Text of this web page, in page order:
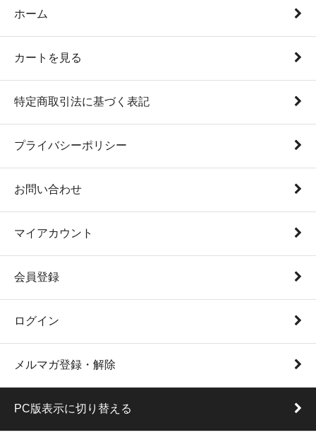
ホーム
カートを見る
特定商取引法に基づく表記
プライバシーポリシー
お問い合わせ
マイアカウント
会員登録
ログイン
メルマガ登録・解除
PC版表示に切り替える